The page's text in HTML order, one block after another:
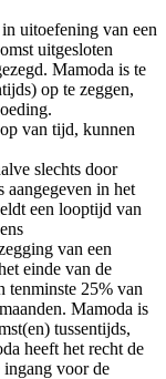
uitoefening van een
uitgesloten
Mamoda is te
op te zeggen,
van tijd, kunnen
slechts door
aangegeven in het
een looptijd van
van een
einde van de
tenminste 25% van
Mamoda is
tussentijds,
heeft het recht de
voor de